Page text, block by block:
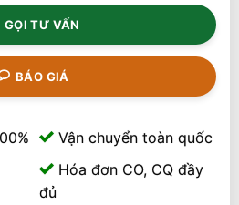
GỌI TƯ VẤN
BÁO GIÁ
Vận chuyển toàn quốc
Hóa đơn CO, CQ đầy
đủ